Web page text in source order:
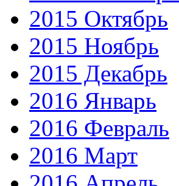
2015 Октябрь
2015 Ноябрь
2015 Декабрь
2016 Январь
2016 Февраль
2016 Март